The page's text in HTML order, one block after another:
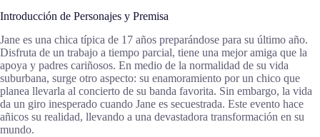
Introducción de Personajes y Premisa
Jane es una chica típica de 17 años preparándose para su último año.
Disfruta de un trabajo a tiempo parcial, tiene una mejor amiga que la
apoya y padres cariñosos. En medio de la normalidad de su vida
suburbana, surge otro aspecto: su enamoramiento por un chico que
planea llevarla al concierto de su banda favorita. Sin embargo, la vida
da un giro inesperado cuando Jane es secuestrada. Este evento hace
añicos su realidad, llevando a una devastadora transformación en su
mundo.